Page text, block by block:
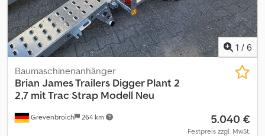
1 / 6
Grevenbroich 264 km
Baumaschinenanhänger
Brian James Trailers Digger Plant 2
2,7 mit Trac Strap Modell Neu
5.040 €
Festpreis zzgl. MwSt.